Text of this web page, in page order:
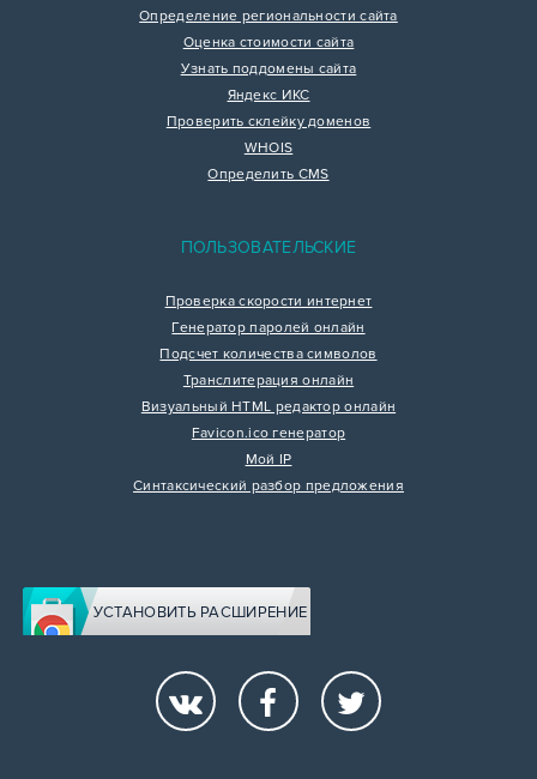
Определение региональности сайта
Оценка стоимости сайта
Узнать поддомены сайта
Яндекс ИКС
Проверить склейку доменов
WHOIS
Определить CMS
ПОЛЬЗОВАТЕЛЬСКИЕ
Проверка скорости интернет
Генератор паролей онлайн
Подсчет количества символов
Транслитерация онлайн
Визуальный HTML редактор онлайн
Favicon.ico генератор
Мой IP
Синтаксический разбор предложения
УСТАНОВИТЬ РАСШИРЕНИЕ